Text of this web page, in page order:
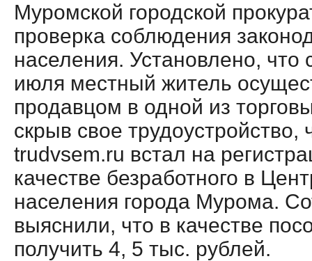
Муромской городской
проверка соблюдения
населения. Установлено,
июля местный житель
продавцом в одной из
скрыв свое трудоустройство,
trudvsem.ru встал на
качестве безработного в
населения города Мурома.
выяснили, что в качестве
получить 4, 5 тыс. рублей.